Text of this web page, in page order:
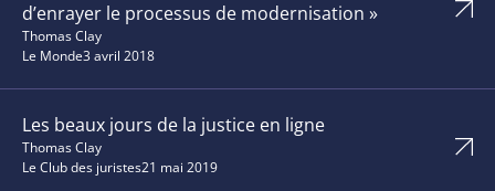
d’enrayer le processus de modernisation »
Thomas Clay
Le Monde3 avril 2018
Les beaux jours de la justice en ligne
Thomas Clay
Le Club des juristes21 mai 2019